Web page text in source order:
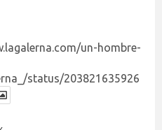
un-hombre-
status/203821635926